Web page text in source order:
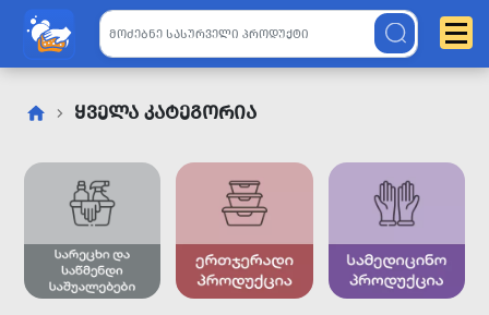
ᲧᲕᲔᲚᲐ ᲙᲐᲢᲔᲒᲝᲠᲘᲐ